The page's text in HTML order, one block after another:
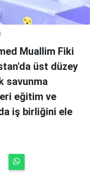
Muallim Fiki
üst düzey
savunma
eğitim ve
iş birliğini ele